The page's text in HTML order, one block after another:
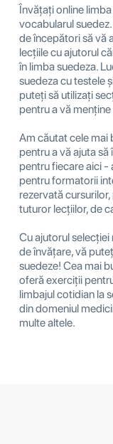
Învățați online
vocabularul
de începători să vă
lecțiile cu ajutorul
în limba suedeza.
suedeza cu testele
puteți să utilizați
pentru a vă
Am căutat cele mai
pentru a vă ajuta
pentru fiecare aici
pentru formatorii
rezervată
tuturor lecțiilor, de
Cu ajutorul
de învățare, vă
suedeze! Cea mai
oferă exerciții
limbajul cotidian la
din domeniul
multe altele.